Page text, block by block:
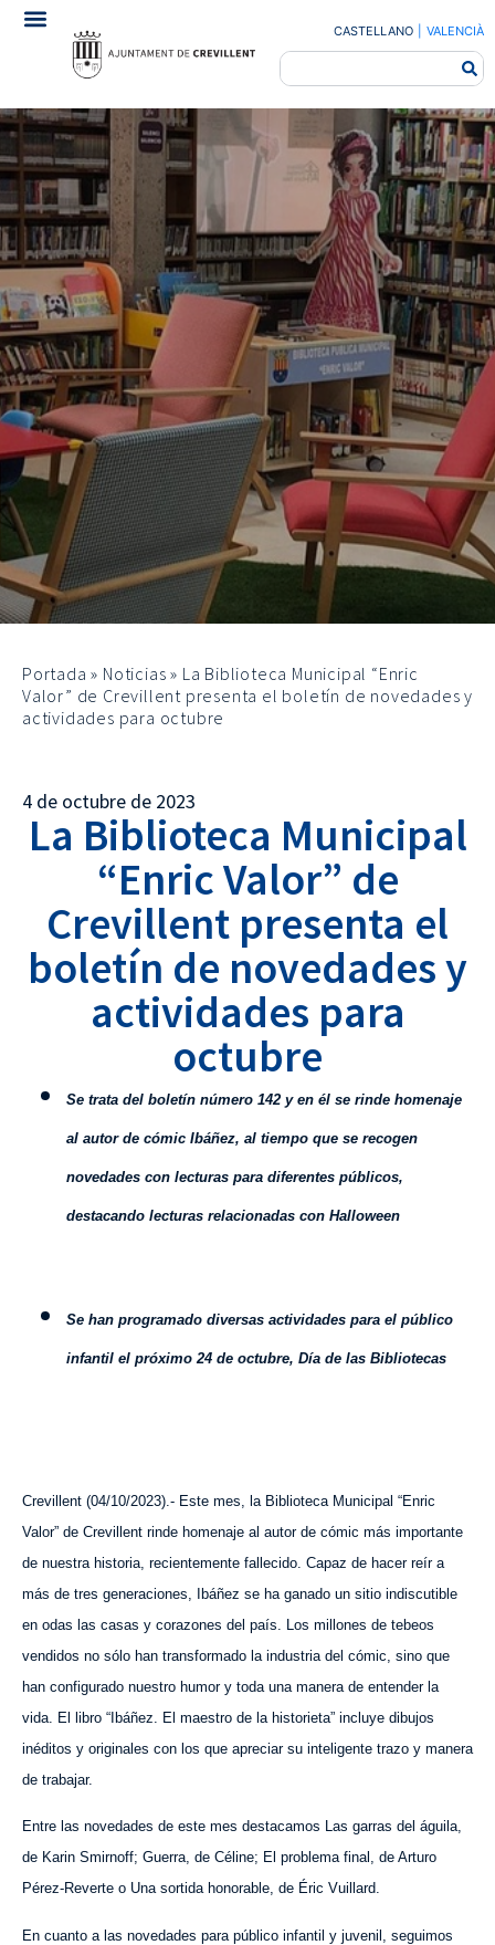
CASTELLANO VALENCIÀ
Portada » Noticias » La Biblioteca Municipal “Enric
Valor” de Crevillent presenta el boletín de novedades y
actividades para octubre
4 de octubre de 2023
La Biblioteca Municipal
“Enric Valor” de
Crevillent presenta el
boletín de novedades y
actividades para
octubre
Se trata del boletín número 142 y en él se rinde homenaje
al autor de cómic Ibáñez, al tiempo que se recogen
novedades con lecturas para diferentes públicos,
destacando lecturas relacionadas con Halloween
Se han programado diversas actividades para el público
infantil el próximo 24 de octubre, Día de las Bibliotecas
Crevillent (04/10/2023).- Este mes, la Biblioteca Municipal “Enric
Valor” de Crevillent rinde homenaje al autor de cómic más importante
de nuestra historia, recientemente fallecido. Capaz de hacer reír a
más de tres generaciones, Ibáñez se ha ganado un sitio indiscutible
en odas las casas y corazones del país. Los millones de tebeos
vendidos no sólo han transformado la industria del cómic, sino que
han configurado nuestro humor y toda una manera de entender la
vida. El libro “Ibáñez. El maestro de la historieta” incluye dibujos
inéditos y originales con los que apreciar su inteligente trazo y manera
de trabajar.
Entre las novedades de este mes destacamos Las garras del águila,
de Karin Smirnoff; Guerra, de Céline; El problema final, de Arturo
Pérez-Reverte o Una sortida honorable, de Éric Vuillard.
En cuanto a las novedades para público infantil y juvenil, seguimos